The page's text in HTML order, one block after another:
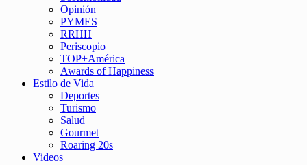
Opinión
PYMES
RRHH
Periscopio
TOP+América
Awards of Happiness
Estilo de Vida
Deportes
Turismo
Salud
Gourmet
Roaring 20s
Videos